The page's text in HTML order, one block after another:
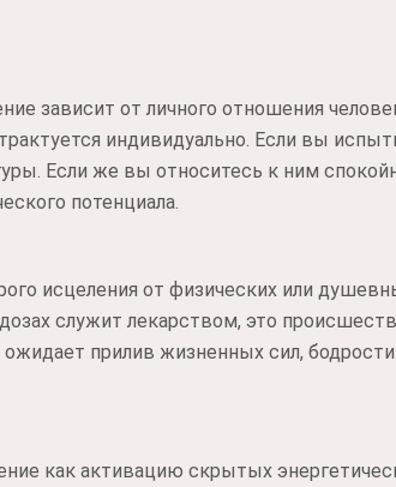
зависит от личного отношения
индивидуально. Если вы
Если же вы относитесь к ним
потенциала.
исцеления от физических или
служит лекарством, это
прилив жизненных сил,
как активацию скрытых